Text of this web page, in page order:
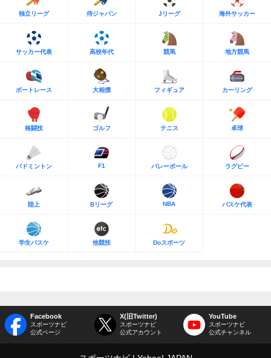
独立リーグ 侍ジャパン Jリーグ 海外サッカー
サッカー代表 高校年代 競馬 地方競馬
ボートレース 大相撲 フィギュア カーリング
格闘技 ゴルフ テニス 卓球
バドミントン F1 バレーボール ラグビー
陸上 Bリーグ NBA バスケ代表
学生バスケ 他競技 Doスポーツ
Facebook
スポーツナビ
公式ページ
X(旧Twitter)
スポーツナビ
公式アカウント
YouTube
スポーツナビ
公式チャンネル